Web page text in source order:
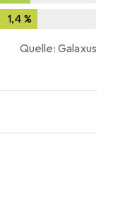
1,4 %
Quelle: Galaxus